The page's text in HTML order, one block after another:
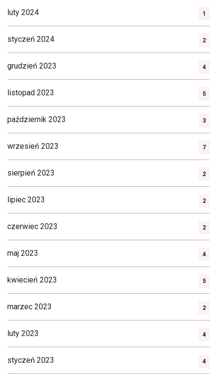
luty 2024 1
styczeń 2024 2
grudzień 2023 4
listopad 2023 5
październik 2023 3
wrzesień 2023 7
sierpień 2023 2
lipiec 2023 2
czerwiec 2023 2
maj 2023 4
kwiecień 2023 5
marzec 2023 2
luty 2023 4
styczeń 2023 4